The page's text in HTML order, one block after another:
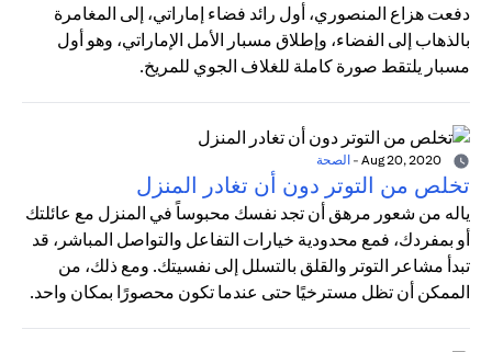
دفعت هزاع المنصوري، أول رائد فضاء إماراتي، إلى المغامرة
بالذهاب إلى الفضاء، وإطلاق مسبار الأمل الإماراتي، وهو أول
مسبار يلتقط صورة كاملة للغلاف الجوي للمريخ.
- الصحة
تخلص من التوتر دون أن تغادر المنزل
ياله من شعور مرهق أن تجد نفسك محبوساً في المنزل مع عائلتك
أو بمفردك، فمع محدودية خيارات التفاعل والتواصل المباشر، قد
تبدأ مشاعر التوتر والقلق بالتسلل إلى نفسيتك. ومع ذلك، من
الممكن أن تظل مسترخيًا حتى عندما تكون محصورًا بمكان واحد.